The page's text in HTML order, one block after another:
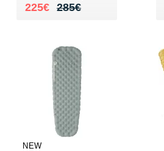
285€
Au lieu de 285€
225€
Vendu 225€
NEW